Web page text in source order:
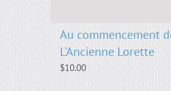
Au commencement
L’Ancienne Lorette
$10.00